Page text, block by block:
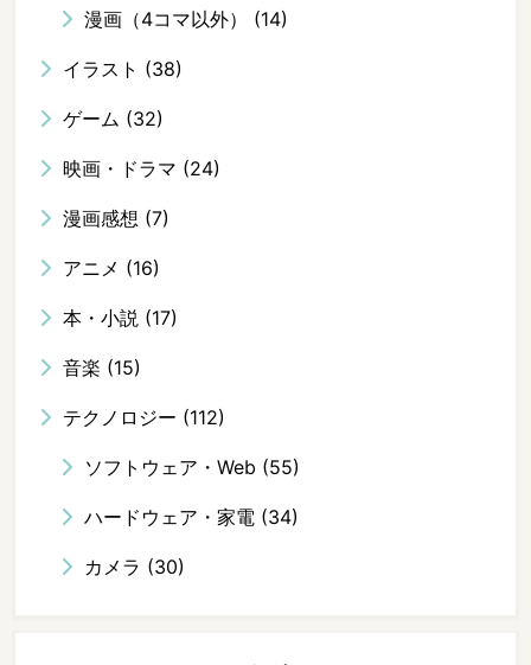
漫画（4コマ以外） (14)
イラスト (38)
ゲーム (32)
映画・ドラマ (24)
漫画感想 (7)
アニメ (16)
本・小説 (17)
音楽 (15)
テクノロジー (112)
ソフトウェア・Web (55)
ハードウェア・家電 (34)
カメラ (30)